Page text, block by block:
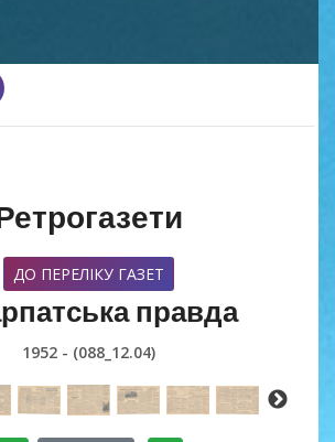
ДО ПЕРЕЛІКУ ГАЗЕТ
правда
1952 - (088_12.04)